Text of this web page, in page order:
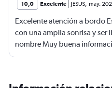
10,0 Excelente JESUS, may.
Excelente atención a bordo
con una amplia sonrisa y ser
nombre Muy buena
había personal de LATAM